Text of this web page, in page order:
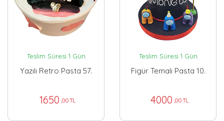
Teslim Süresi 1 Gün
Yazılı Retro Pasta 57.
1650 ,00 TL
Teslim Süresi 1 Gün
Figür Temalı Pasta 10.
4000 ,00 TL